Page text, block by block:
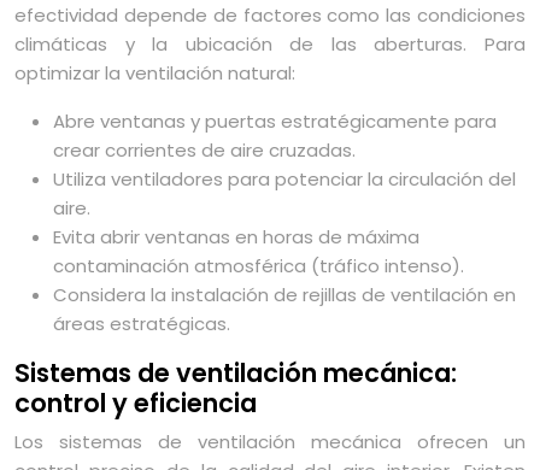
efectividad depende de factores como las condiciones
climáticas y la ubicación de las aberturas. Para
optimizar la ventilación natural:
Abre ventanas y puertas estratégicamente para
crear corrientes de aire cruzadas.
Utiliza ventiladores para potenciar la circulación del
aire.
Evita abrir ventanas en horas de máxima
contaminación atmosférica (tráfico intenso).
Considera la instalación de rejillas de ventilación en
áreas estratégicas.
Sistemas de ventilación mecánica:
control y eficiencia
Los sistemas de ventilación mecánica ofrecen un